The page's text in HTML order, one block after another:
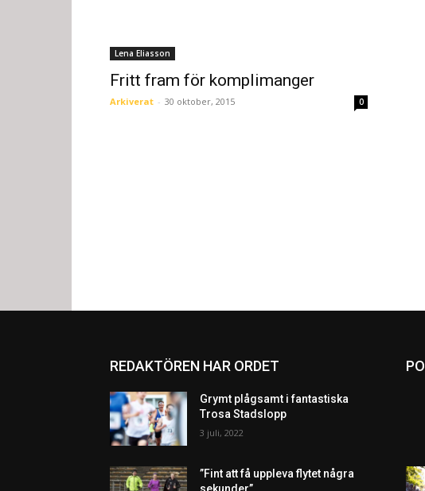
Lena Eliasson
Fritt fram för komplimanger
Arkiverat - 30 oktober, 2015 0
REDAKTÖREN HAR ORDET
Grymt plågsamt i fantastiska
Trosa Stadslopp
3 juli, 2022
”Fint att få uppleva flytet några